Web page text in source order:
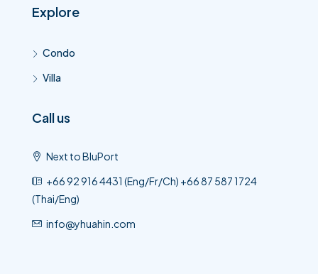
Explore
Condo
Villa
Call us
Next to BluPort
+66 92 916 4431 (Eng/Fr/Ch) +66 87 587 1724
(Thai/Eng)
info@yhuahin.com